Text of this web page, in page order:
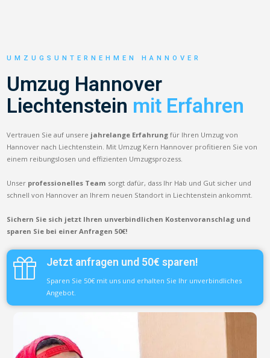
UMZUGSUNTERNEHMEN HANNOVER
Umzug Hannover
Liechtenstein mit Erfahren
Vertrauen Sie auf unsere jahrelange Erfahrung für Ihren Umzug von
Hannover nach Liechtenstein. Mit Umzug Kern Hannover profitieren Sie von
einem reibungslosen und effizienten Umzugsprozess.
Unser professionelles Team sorgt dafür, dass Ihr Hab und Gut sicher und
schnell von Hannover an Ihrem neuen Standort in Liechtenstein ankommt.
Sichern Sie sich jetzt Ihren unverbindlichen Kostenvoranschlag und
sparen Sie bei einer Anfragen 50€!
Jetzt anfragen und 50€ sparen!
Sparen Sie 50€ mit uns und erhalten Sie Ihr unverbindliches
Angebot.